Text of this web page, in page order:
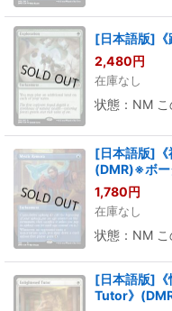
[日本語版]
2,480円
在庫なし
状態：NM こ
[日本語版]《
(DMR)※ボー
1,780円
在庫なし
状態：NM こ
[日本語版]
Tutor》